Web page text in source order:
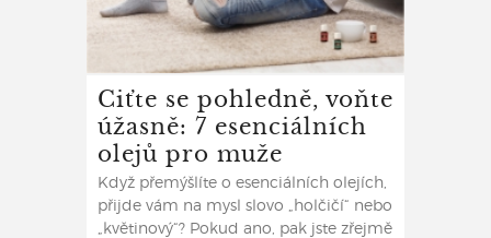
Ciťte se pohledně, voňte
úžasně: 7 esenciálních
olejů pro muže
Když přemýšlíte o esenciálních olejích,
přijde vám na mysl slovo „holčičí“ nebo
„květinový“? Pokud ano, pak jste zřejmě